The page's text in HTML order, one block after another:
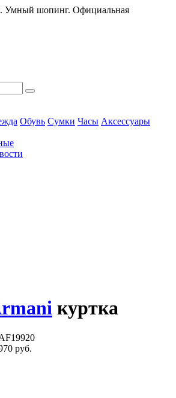
Умный шопинг. Официальная
Обувь Сумки Часы Аксессуары
куртка
руб.